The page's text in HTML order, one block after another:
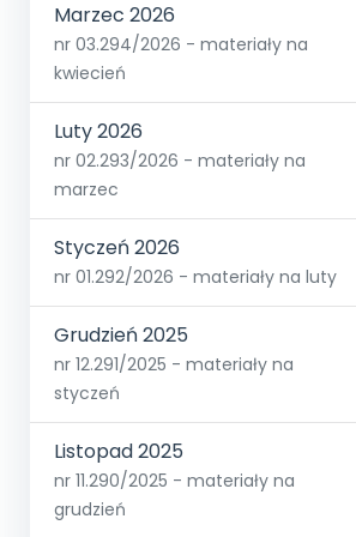
Marzec 2026
nr 03.294/2026 - materiały na
kwiecień
Luty 2026
nr 02.293/2026 - materiały na
marzec
Styczeń 2026
nr 01.292/2026 - materiały na luty
Grudzień 2025
nr 12.291/2025 - materiały na
styczeń
Listopad 2025
nr 11.290/2025 - materiały na
grudzień